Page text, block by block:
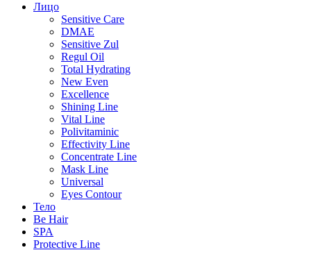
Лицо
Sensitive Care
DMAE
Sensitive Zul
Regul Oil
Total Hydrating
New Even
Excellence
Shining Line
Vital Line
Polivitaminic
Effectivity Line
Concentrate Line
Mask Line
Universal
Eyes Contour
Тело
Be Hair
SPA
Protective Line